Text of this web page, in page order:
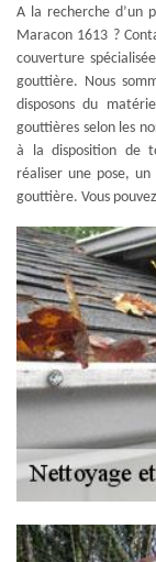
A la recherche d’un
Maracon 1613 ?
couverture
gouttière. Nous
disposons du
gouttières selon les
à la disposition de
réaliser une pose,
gouttière. Vous